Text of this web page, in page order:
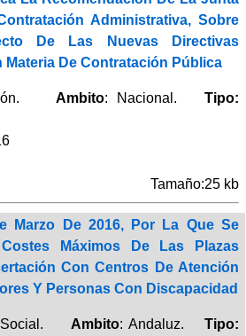
Administrativa, Sobre
De Las Nuevas Directivas
Materia De Contratación Pública
Ambito: Nacional.Tipo:
Tamaño:25 kb
Marzo De 2016, Por La Que Se
Máximos De Las Plazas
Con Centros De Atención
Y Personas Con Discapacidad
Social. Ambito: Andaluz.Tipo: